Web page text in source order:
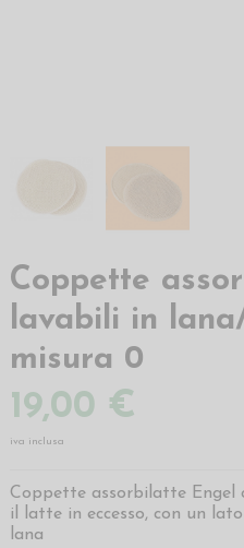
Coppette
lavabili in
misura 0
19,00 €
iva inclusa
Coppette assorbilatte Engel
il latte in eccesso, con un
lana